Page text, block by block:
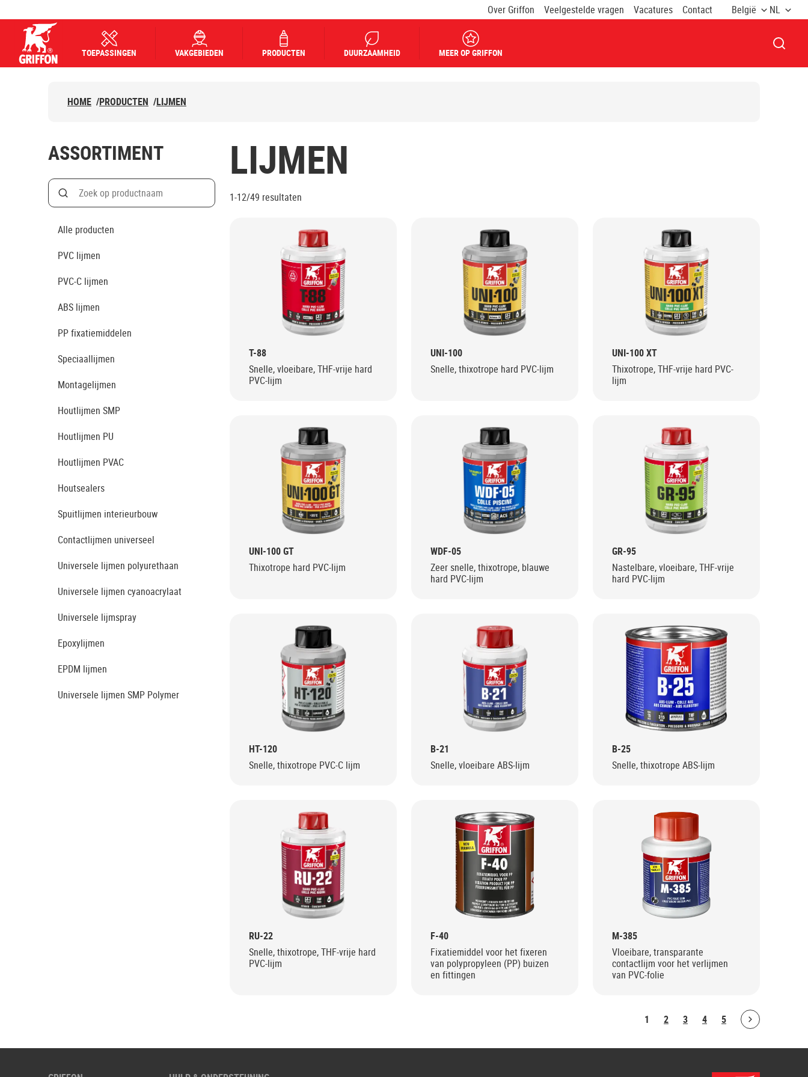
Over Griffon Veelgestelde vragen Vacatures Contact België NL
TOEPASSINGEN VAKGEBIEDEN PRODUCTEN DUURZAAMHEID MEER OP GRIFFON
HOME /PRODUCTEN /LIJMEN
ASSORTIMENT
Search
Zoek op productnaam
Alle producten
PVC lijmen
PVC-C lijmen
ABS lijmen
PP fixatiemiddelen
Speciaallijmen
Montagelijmen
Houtlijmen SMP
Houtlijmen PU
Houtlijmen PVAC
Houtsealers
Spuitlijmen interieurbouw
Contactlijmen universeel
Universele lijmen polyurethaan
Universele lijmen cyanoacrylaat
Universele lijmspray
Epoxylijmen
EPDM lijmen
Universele lijmen SMP Polymer
LIJMEN
1-12/49 resultaten
T-88
Snelle, vloeibare, THF-vrije hard
PVC-lijm
UNI-100
Snelle, thixotrope hard PVC-lijm
UNI-100 XT
Thixotrope, THF-vrije hard PVC-
lijm
UNI-100 GT
Thixotrope hard PVC-lijm
WDF-05
Zeer snelle, thixotrope, blauwe
hard PVC-lijm
GR-95
Nastelbare, vloeibare, THF-vrije
hard PVC-lijm
HT-120
Snelle, thixotrope PVC-C lijm
B-21
Snelle, vloeibare ABS-lijm
B-25
Snelle, thixotrope ABS-lijm
RU-22
Snelle, thixotrope, THF-vrije hard
PVC-lijm
F-40
Fixatiemiddel voor het fixeren
van polypropyleen (PP) buizen
en fittingen
M-385
Vloeibare, transparante
contactlijm voor het verlijmen
van PVC-folie
1 2 3 4 5 Bolton.ArticleList.NextPage